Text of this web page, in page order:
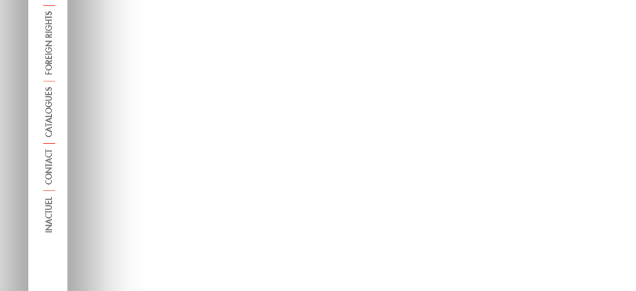
FOREIGN RIGHTS
CATALOGUES
CONTACT
INACTUEL